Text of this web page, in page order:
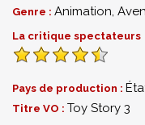
Genre : Animation,
La critique spectateurs
Pays de production :
Titre VO : Toy Story 3